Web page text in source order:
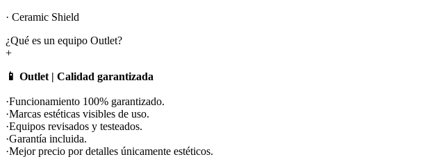
· Ceramic Shield
¿Qué es un equipo Outlet?
+
📱 Outlet | Calidad garantizada
·Funcionamiento 100% garantizado.
·Marcas estéticas visibles de uso.
·Equipos revisados y testeados.
·Garantía incluida.
·Mejor precio por detalles únicamente estéticos.